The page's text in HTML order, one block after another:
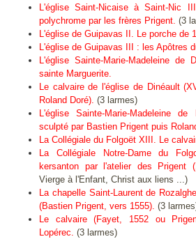
L'église Saint-Nicaise à Saint-Nic
polychrome par les frères Prigent. (3
L'église de Guipavas II. Le porche de
L'église de Guipavas III : les Apôtres
L'église Sainte-Marie-Madeleine
sainte Marguerite.
Le calvaire de l'église de Dinéault
Roland Doré). (3 larmes)
L'église Sainte-Marie-Madeleine
sculpté par Bastien Prigent puis
La Collégiale du Folgoët XIII. Le
La Collégiale Notre-Dame du
kersanton par l'atelier des Prigent
Vierge à l'Enfant, Christ aux liens ...)
La chapelle Saint-Laurent de
(Bastien Prigent, vers 1555). (3
Le calvaire (Fayet, 1552 ou
Lopérec. (3 larmes)